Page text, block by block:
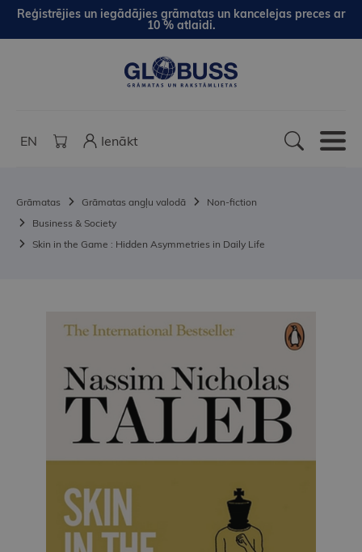
Reģistrējies un iegādājies grāmatas un kancelejas preces ar
10 % atlaidi.
EN Ienākt
Grāmatas Grāmatas angļu valodā
Non-fiction
Business & Society
Skin in the Game : Hidden Asymmetries in Daily Life